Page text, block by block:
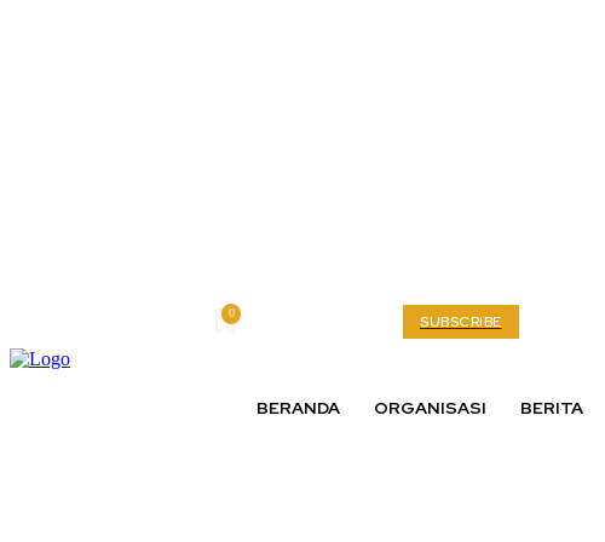
0 SUBSCRIBE
BERANDA ORGANISASI BERITA